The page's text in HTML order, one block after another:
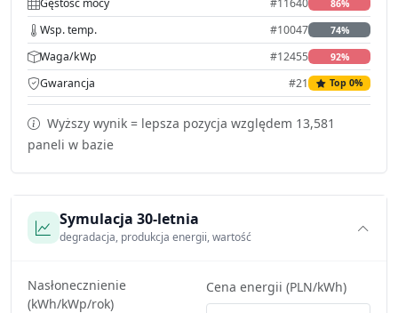
86%
Wsp. temp. #10047 74%
Waga/kWp #12455 92%
Gwarancja #21 Top 0%
Wyższy wynik = lepsza pozycja względem 13,581
paneli w bazie
Symulacja 30-letnia
degradacja, produkcja energii, wartość
Nasłonecznienie
(kWh/kWp/rok)
Cena energii (PLN/kWh)